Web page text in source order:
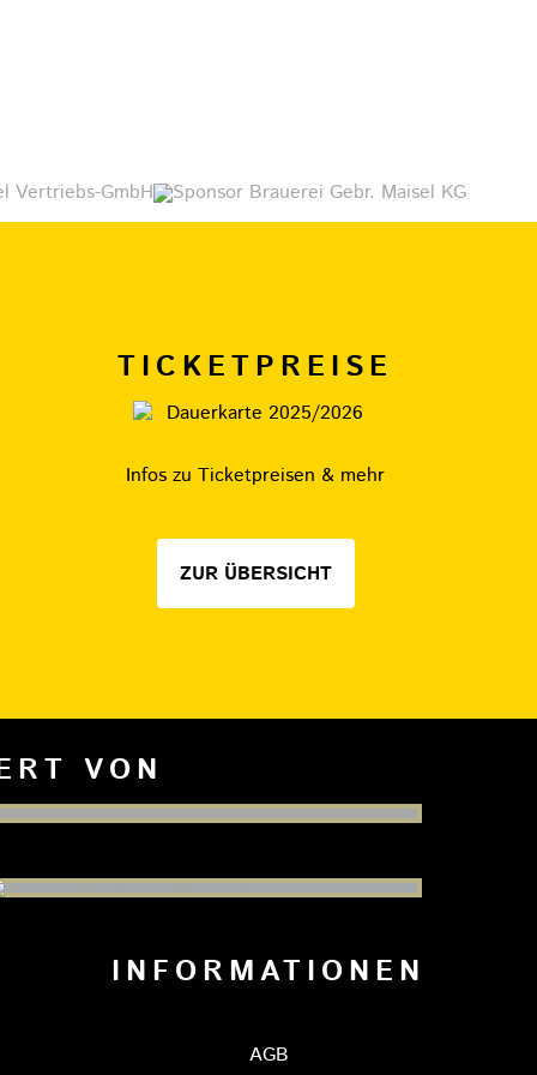
TICKETPREISE
Infos zu Ticketpreisen & mehr
ZUR ÜBERSICHT
VON
INFORMATIONEN
AGB